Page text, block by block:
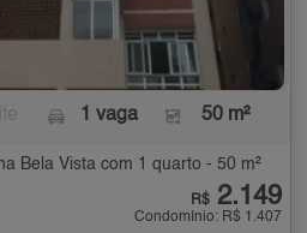
1 vaga 50 m²
Bela Vista com 1 quarto - 50 m²
R$ 2.149
Condomínio: R$ 1.407